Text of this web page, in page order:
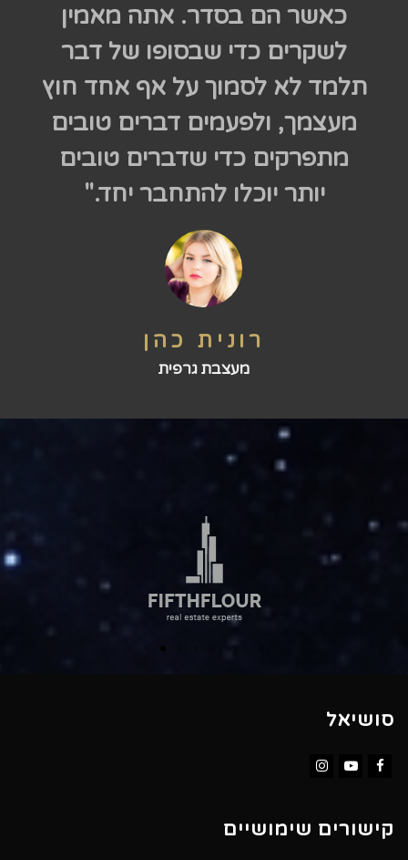
כאשר הם בסדר. אתה מאמין
לשקרים כדי שבסופו של דבר
תלמד לא לסמוך על אף אחד חוץ
מעצמך, ולפעמים דברים טובים
מתפרקים כדי שדברים טובים
יותר יוכלו להתחבר יחד."
רונית כהן
מעצבת גרפית
סושיאל
קישורים שימושיים